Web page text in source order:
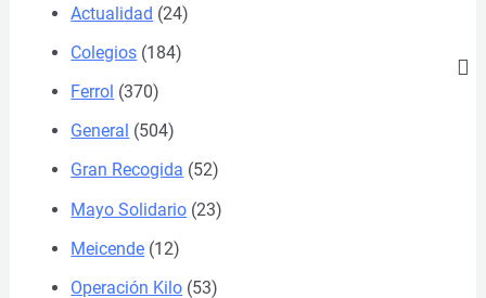
Actualidad (24)
Colegios (184)
Ferrol (370)
General (504)
Gran Recogida (52)
Mayo Solidario (23)
Meicende (12)
Operación Kilo (53)